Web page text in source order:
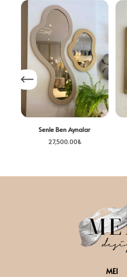
Senle Ben Aynalar
27,500.00₺
MEI